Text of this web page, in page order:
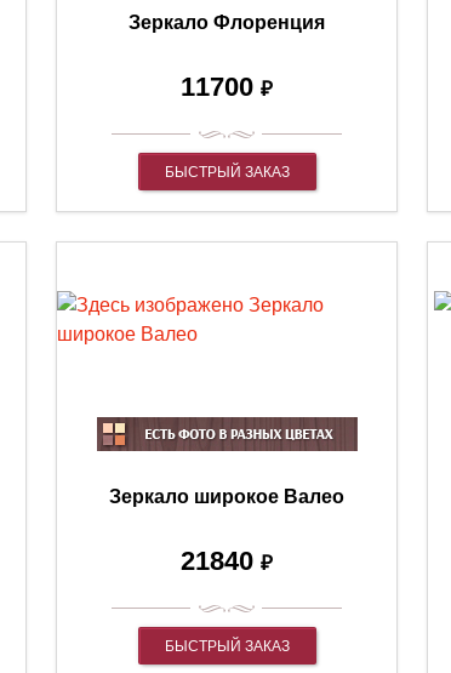
Зеркало Флоренция
11700 ₽
БЫСТРЫЙ ЗАКАЗ
Зеркало широкое Валео
21840 ₽
БЫСТРЫЙ ЗАКАЗ